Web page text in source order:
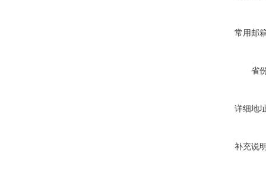
常用邮
省
详细地
补充说